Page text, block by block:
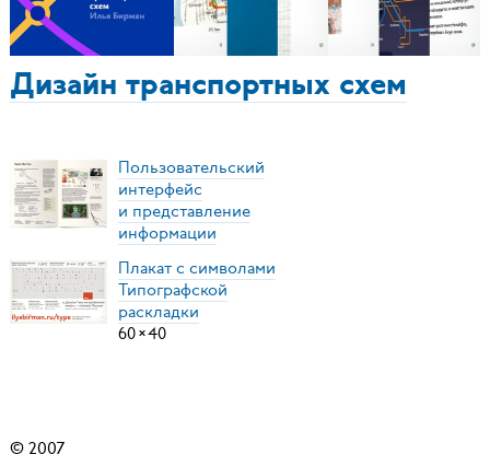
Дизайн транспортных схем
Пользовательский
интерфейс
и представление
информации
Плакат с символами
Типографской
раскладки
60×40
© 2007